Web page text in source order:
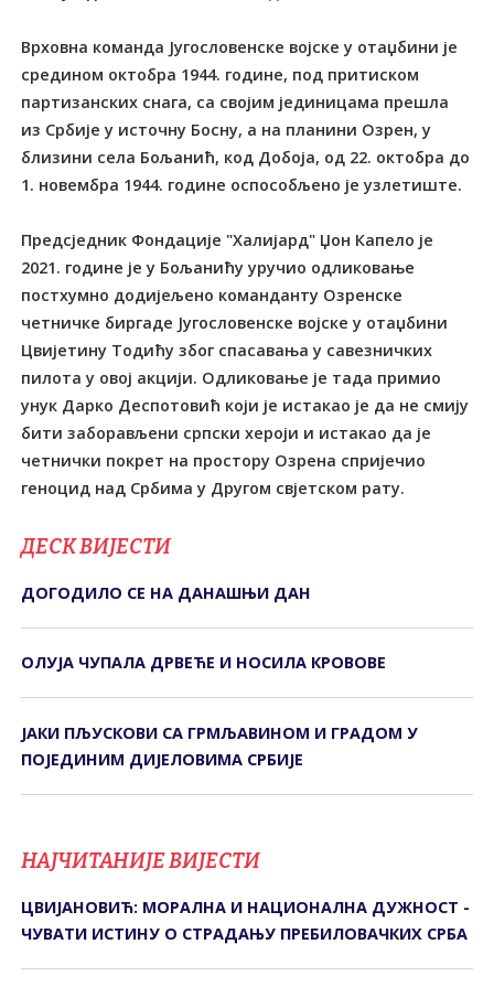
Врховна команда Југословенске војске у отаџбини је
средином октобра 1944. године, под притиском
партизанских снага, са својим јединицама прешла
из Србије у источну Босну, а на планини Озрен, у
близини села Бољанић, код Добоја, од 22. октобра до
1. новембра 1944. године оспособљено је узлетиште.
Предсједник Фондације "Халијард" Џон Капело је
2021. године је у Бољанићу уручио одликовање
постхумно додијељено команданту Озренске
четничке биргаде Југословенске војске у отаџбини
Цвијетину Тодићу због спасавања у савезничких
пилота у овој акцији. Одликовање је тада примио
унук Дарко Деспотовић који је истакао је да не смију
бити заборављени српски хероји и истакао да је
четнички покрет на простору Озрена спријечио
геноцид над Србима у Другом свјетском рату.
ДЕСК ВИЈЕСТИ
ДОГОДИЛО СЕ НА ДАНАШЊИ ДАН
ОЛУЈА ЧУПАЛА ДРВЕЋЕ И НОСИЛА КРОВОВЕ
ЈАКИ ПЉУСКОВИ СА ГРМЉАВИНОМ И ГРАДОМ У
ПОЈЕДИНИМ ДИЈЕЛОВИМА СРБИЈЕ
НАЈЧИТАНИЈЕ ВИЈЕСТИ
ЦВИЈАНОВИЋ: МОРАЛНА И НАЦИОНАЛНА ДУЖНОСТ -
ЧУВАТИ ИСТИНУ О СТРАДАЊУ ПРЕБИЛОВАЧКИХ СРБА